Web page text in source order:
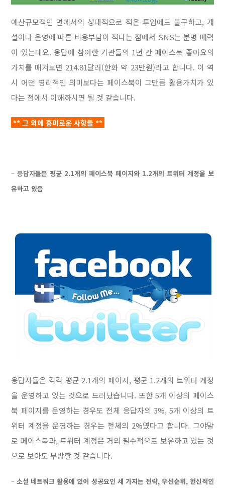
예산규모적인 면에서의 상대적으로 적은 투입에도 불구하고, 개
설이나 운영에 따른 비용부담이 적다는 점에서 SNS는 분명 매력
이 있는데요. 응답에 참여한 기관들의 1년 간 페이스북 좋아요의
가치를 매겨보면 214.81달러(한화 약 23만원)라고 합니다. 이 역
시 어떤 영리적인 의미보다는 페이스북이 그만큼 활용가치가 있
다는 점에서 이해하시면 될 것 같습니다.
** 그 외에 흥미로운 사항들 **
–응답자들은 평균 2.1개의 페이스북 페이지와 1.2개의 트위터 계정을 보
유하고 있음
응답자들은 각각 평균 2.1개의 페이지, 평균 1.2개의 트위터 계정
을 운영하고 있는 것으로 드러났습니다.또한 5개 이상의 페이스
북 페이지를 운영하는 경우도 전체 응답자의 3%, 5개 이상의 트
위터 계정을 운영하는 경우는 전체의 2%였다고 합니다. 그야말
로 페이스북과, 트위터 계정은 거의 필수적으로 보유하고 있는 것
으로 보아도 무방할 것 같습니다.
–소셜 네트워크 활용에 있어 성공요인 세 가지는 전략, 우선순위, 헌신적인